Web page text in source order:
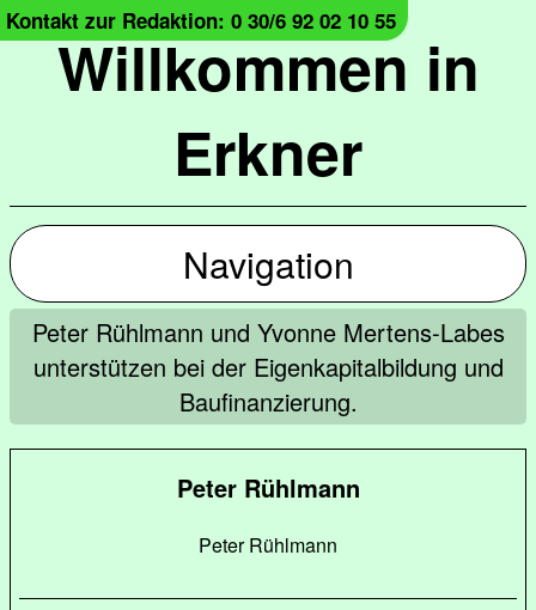
Willkommen in
Erkner
Kontakt zur Redaktion: 0 30/6 92 02 10 55
Navigation
Peter Rühlmann und Yvonne Mertens-Labes
unterstützen bei der Eigenkapitalbildung und
Baufinanzierung.
Peter Rühlmann
Peter Rühlmann